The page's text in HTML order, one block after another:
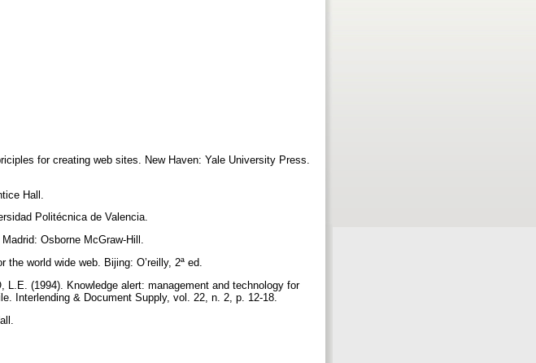
for creating web sites. New Haven: Yale University Press.
Hall.
Politécnica de Valencia.
Osborne McGraw-Hill.
world wide web. Bijing: O’reilly, 2ª ed.
(1994). Knowledge alert: management and technology for
Interlending & Document Supply, vol. 22, n. 2, p. 12-18.